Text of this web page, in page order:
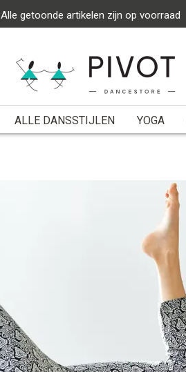
Alle getoonde artikelen zijn op voorraad
ALLE DANSSTIJLEN YOGA